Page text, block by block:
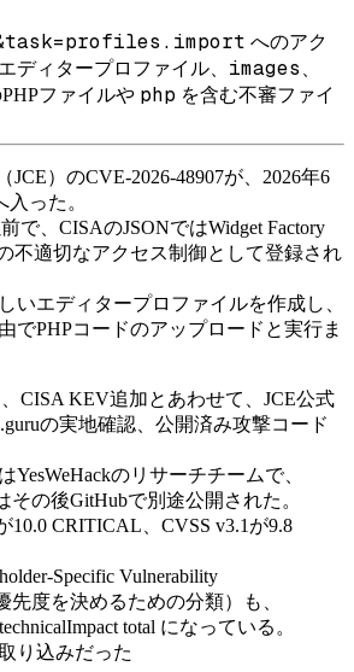
へのアク
ディタープロファイル、 images
ファイルや php を含む不審ファイ
JCE）のCVE-2026-48907が、2026年6
った。
で、CISAのJSONではWidget Factory
の不適切なアクセス制御として登録され
いエディタープロファイルを作成し、
でPHPコードのアップロードと実行ま
CISA KEV追加とあわせて、JCE公式
の実地確認、公開済み攻撃コード
YesWeHackのリサーチチームで、
その後GitHubで別途公開された。
10.0 CRITICAL、CVSS v3.1が9.8
Specific Vulnerability
先度を決めるための分類）も、
total になっている。
り込みだった